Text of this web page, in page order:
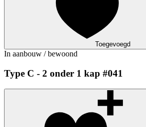
Toegevoegd
In aanbouw / bewoond
Type C - 2 onder 1 kap #041